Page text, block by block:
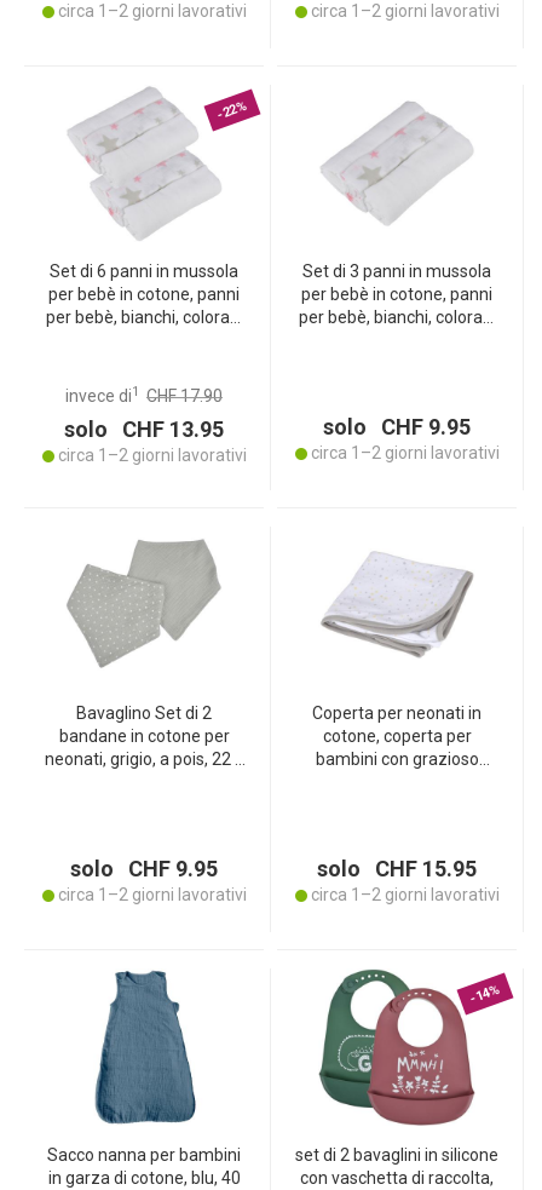
circa 1–2 giorni lavorativi circa 1–2 giorni lavorativi
-22%
Set di 6 panni in mussola
per bebè in cotone, panni
per bebè, bianchi, colorati,
invece di1 CHF 17.90
solo CHF 13.95
circa 1–2 giorni lavorativi
Set di 3 panni in mussola
per bebè in cotone, panni
per bebè, bianchi, colorati,
solo CHF 9.95
circa 1–2 giorni lavorativi
Bavaglino Set di 2
bandane in cotone per
neonati, grigio, a pois, 22 x
solo CHF 9.95
circa 1–2 giorni lavorativi
Coperta per neonati in
cotone, coperta per
bambini con grazioso
solo CHF 15.95
circa 1–2 giorni lavorativi
Sacco nanna per bambini
in garza di cotone, blu, 40
-14%
set di 2 bavaglini in silicone
con vaschetta di raccolta,